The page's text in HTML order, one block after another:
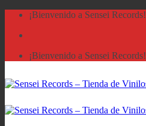
Saltar
contenido
¡Bienvenido a Sensei Records!
¡Bienvenido a Sensei Records!